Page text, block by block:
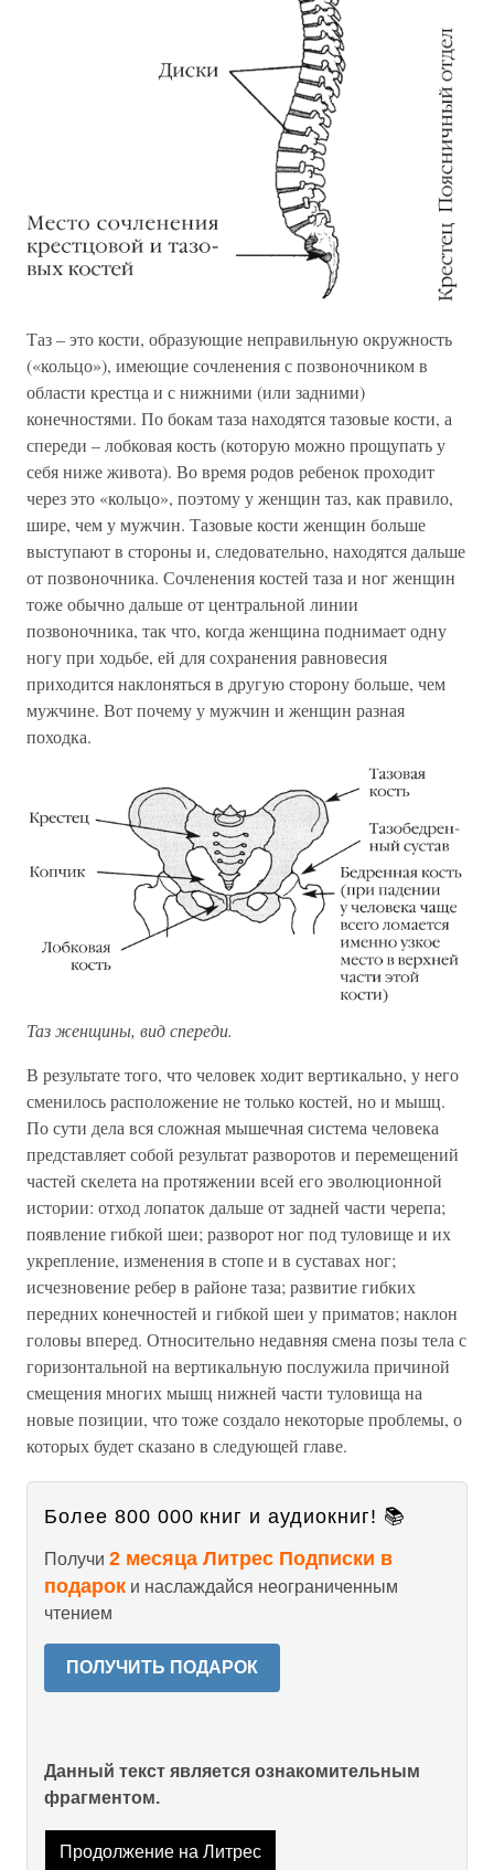
Таз – это кости, образующие неправильную окружность
(«кольцо»), имеющие сочленения с позвоночником в
области крестца и с нижними (или задними)
конечностями. По бокам таза находятся тазовые кости, а
спереди – лобковая кость (которую можно прощупать у
себя ниже живота). Во время родов ребенок проходит
через это «кольцо», поэтому у женщин таз, как правило,
шире, чем у мужчин. Тазовые кости женщин больше
выступают в стороны и, следовательно, находятся дальше
от позвоночника. Сочленения костей таза и ног женщин
тоже обычно дальше от центральной линии
позвоночника, так что, когда женщина поднимает одну
ногу при ходьбе, ей для сохранения равновесия
приходится наклоняться в другую сторону больше, чем
мужчине. Вот почему у мужчин и женщин разная
походка.
Таз женщины, вид спереди.
В результате того, что человек ходит вертикально, у него
сменилось расположение не только костей, но и мышц.
По сути дела вся сложная мышечная система человека
представляет собой результат разворотов и перемещений
частей скелета на протяжении всей его эволюционной
истории: отход лопаток дальше от задней части черепа;
появление гибкой шеи; разворот ног под туловище и их
укрепление, изменения в стопе и в суставах ног;
исчезновение ребер в районе таза; развитие гибких
передних конечностей и гибкой шеи у приматов; наклон
головы вперед. Относительно недавняя смена позы тела с
горизонтальной на вертикальную послужила причиной
смещения многих мышц нижней части туловища на
новые позиции, что тоже создало некоторые проблемы, о
которых будет сказано в следующей главе.
Более 800 000 книг и аудиокниг! 📚
Получи 2 месяца Литрес Подписки в
подарок и наслаждайся неограниченным
чтением
ПОЛУЧИТЬ ПОДАРОК
Данный текст является ознакомительным
фрагментом.
Продолжение на Литрес